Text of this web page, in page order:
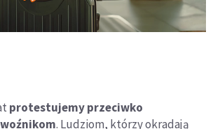
protestujemy przeciwko
. Ludziom, którzy okradają